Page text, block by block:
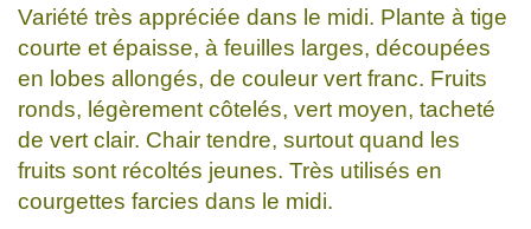
Variété très appréciée dans le midi. Plante à tige
courte et épaisse, à feuilles larges, découpées
en lobes allongés, de couleur vert franc. Fruits
ronds, légèrement côtelés, vert moyen, tacheté
de vert clair. Chair tendre, surtout quand les
fruits sont récoltés jeunes. Très utilisés en
courgettes farcies dans le midi.